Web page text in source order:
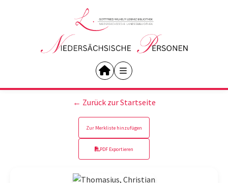
← Zurück zur Startseite
Zur Merkliste hinzufügen
PDF Exportieren